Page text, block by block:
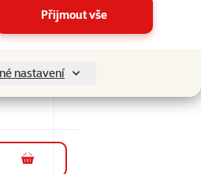
Přijmout vše
nastavení
kapky
Totaal 50
do košíku